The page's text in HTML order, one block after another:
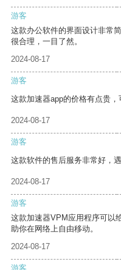
游客
这款办公软件的界面设计非常
很合理，一目了然。
2024-08-17
游客
这款加速器app的价格有点贵，
2024-08-17
游客
这款软件的售后服务非常好，
2024-08-17
游客
这款加速器VPM应用程序可以
助你在网络上自由移动。
2024-08-17
游客